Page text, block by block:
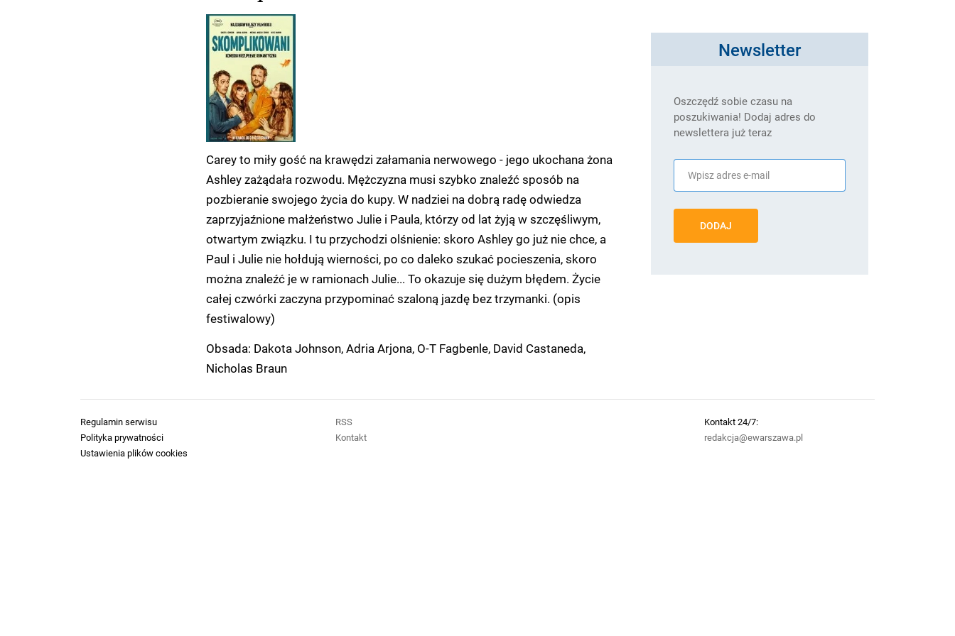
Carey to miły gość na krawędzi załamania nerwowego - jego ukochana żona
Ashley zażądała rozwodu. Mężczyzna musi szybko znaleźć sposób na
pozbieranie swojego życia do kupy. W nadziei na dobrą radę odwiedza
zaprzyjaźnione małżeństwo Julie i Paula, którzy od lat żyją w szczęśliwym,
otwartym związku. I tu przychodzi olśnienie: skoro Ashley go już nie chce, a
Paul i Julie nie hołdują wierności, po co daleko szukać pocieszenia, skoro
można znaleźć je w ramionach Julie... To okazuje się dużym błędem. Życie
całej czwórki zaczyna przypominać szaloną jazdę bez trzymanki. (opis
festiwalowy)
Obsada: Dakota Johnson, Adria Arjona, O-T Fagbenle, David Castaneda,
Nicholas Braun
Newsletter
Oszczędź sobie czasu na
poszukiwania! Dodaj adres do
newslettera już teraz
DODAJ
Regulamin serwisu
Polityka prywatności
Ustawienia plików cookies
RSS
Kontakt
Kontakt 24/7:
redakcja@ewarszawa.pl